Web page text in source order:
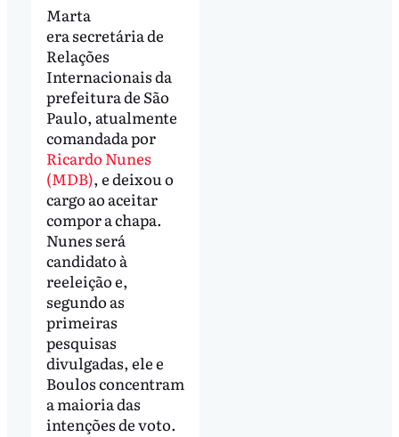
Marta
era secretária de
Relações
Internacionais da
prefeitura de São
Paulo, atualmente
comandada por
Ricardo Nunes
(MDB), e deixou o
cargo ao aceitar
compor a chapa.
Nunes será
candidato à
reeleição e,
segundo as
primeiras
pesquisas
divulgadas, ele e
Boulos concentram
a maioria das
intenções de voto.